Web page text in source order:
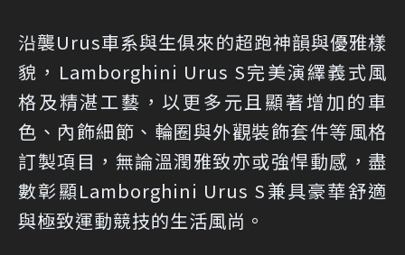
沿襲Urus車系與生俱來的超跑神韻與優雅樣
貌，Lamborghini Urus S完美演繹義式風
格及精湛工藝，以更多元且顯著增加的車
色、內飾細節、輪圈與外觀裝飾套件等風格
訂製項目，無論溫潤雅致亦或強悍動感，盡
數彰顯Lamborghini Urus S兼具豪華舒適
與極致運動競技的生活風尚。